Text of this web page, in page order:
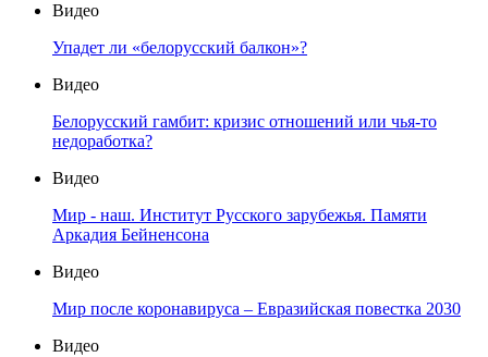
Видео
Упадет ли «белорусский балкон»?
Видео
Белорусский гамбит: кризис отношений или чья-то
недоработка?
Видео
Мир - наш. Институт Русского зарубежья. Памяти
Аркадия Бейненсона
Видео
Мир после коронавируса – Евразийская повестка 2030
Видео